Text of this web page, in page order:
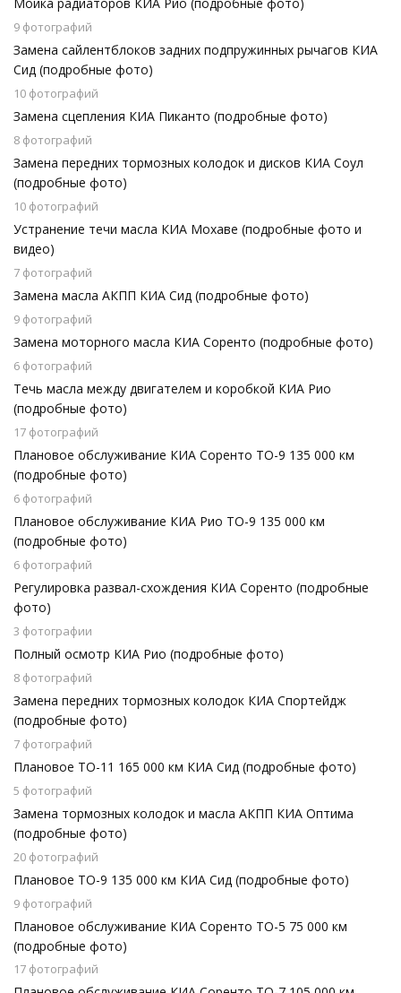
9 фотографий
Замена сайлентблоков задних подпружинных рычагов КИА
Сид (подробные фото)
10 фотографий
Замена сцепления КИА Пиканто (подробные фото)
8 фотографий
Замена передних тормозных колодок и дисков КИА Соул
(подробные фото)
10 фотографий
Устранение течи масла КИА Мохаве (подробные фото и
видео)
7 фотографий
Замена масла АКПП КИА Сид (подробные фото)
9 фотографий
Замена моторного масла КИА Соренто (подробные фото)
6 фотографий
Течь масла между двигателем и коробкой КИА Рио
(подробные фото)
17 фотографий
Плановое обслуживание КИА Соренто ТО-9 135 000 км
(подробные фото)
6 фотографий
Плановое обслуживание КИА Рио ТО-9 135 000 км
(подробные фото)
6 фотографий
Регулировка развал-схождения КИА Соренто (подробные
фото)
3 фотографии
Полный осмотр КИА Рио (подробные фото)
8 фотографий
Замена передних тормозных колодок КИА Спортейдж
(подробные фото)
7 фотографий
Плановое ТО-11 165 000 км КИА Сид (подробные фото)
5 фотографий
Замена тормозных колодок и масла АКПП КИА Оптима
(подробные фото)
20 фотографий
Плановое ТО-9 135 000 км КИА Сид (подробные фото)
9 фотографий
Плановое обслуживание КИА Соренто ТО-5 75 000 км
(подробные фото)
17 фотографий